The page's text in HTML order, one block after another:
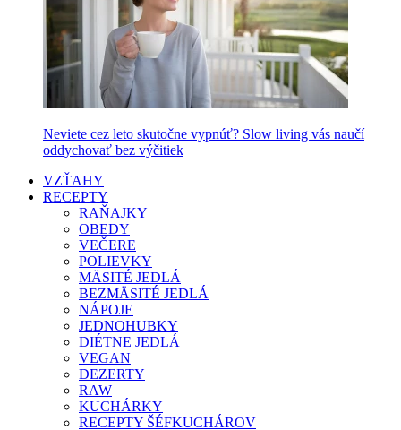
Neviete cez leto skutočne vypnúť? Slow living vás naučí
oddychovať bez výčitiek
VZŤAHY
RECEPTY
RAŇAJKY
OBEDY
VEČERE
POLIEVKY
MÄSITÉ JEDLÁ
BEZMÄSITÉ JEDLÁ
NÁPOJE
JEDNOHUBKY
DIÉTNE JEDLÁ
VEGAN
DEZERTY
RAW
KUCHÁRKY
RECEPTY ŠÉFKUCHÁROV